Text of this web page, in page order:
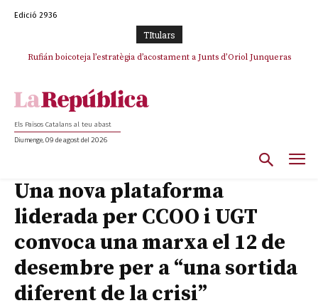
Edició 2936
TItulars
Rufián boicoteja l’estratègia d’acostament a Junts d’Oriol Junqueras
Els Països Catalans al teu abast
Diumenge, 09 de agost del 2026
Una nova plataforma
liderada per CCOO i UGT
convoca una marxa el 12 de
desembre per a “una sortida
diferent de la crisi”